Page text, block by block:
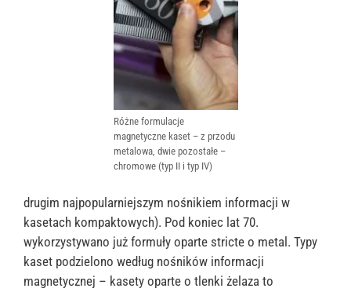
Różne formulacje
magnetyczne kaset – z przodu
metalowa, dwie pozostałe –
chromowe (typ II i typ IV)
drugim najpopularniejszym nośnikiem informacji w
kasetach kompaktowych). Pod koniec lat 70.
wykorzystywano już formuły oparte stricte o metal. Typy
kaset podzielono według nośników informacji
magnetycznej – kasety oparte o tlenki żelaza to